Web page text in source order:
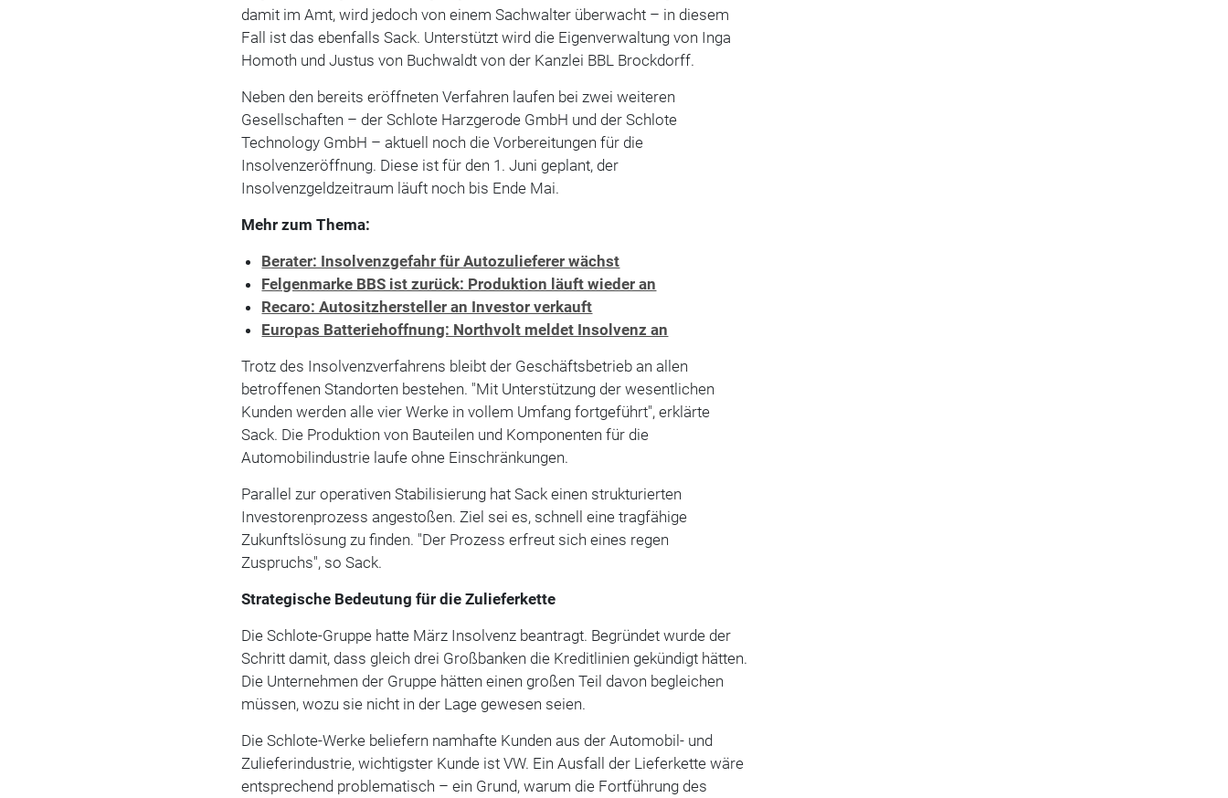
damit im Amt, wird jedoch von einem Sachwalter überwacht – in diesem
Fall ist das ebenfalls Sack. Unterstützt wird die Eigenverwaltung von Inga
Homoth und Justus von Buchwaldt von der Kanzlei BBL Brockdorff.
Neben den bereits eröffneten Verfahren laufen bei zwei weiteren
Gesellschaften – der Schlote Harzgerode GmbH und der Schlote
Technology GmbH – aktuell noch die Vorbereitungen für die
Insolvenzeröffnung. Diese ist für den 1. Juni geplant, der
Insolvenzgeldzeitraum läuft noch bis Ende Mai.
Mehr zum Thema:
Berater: Insolvenzgefahr für Autozulieferer wächst
Felgenmarke BBS ist zurück: Produktion läuft wieder an
Recaro: Autositzhersteller an Investor verkauft
Europas Batteriehoffnung: Northvolt meldet Insolvenz an
Trotz des Insolvenzverfahrens bleibt der Geschäftsbetrieb an allen
betroffenen Standorten bestehen. "Mit Unterstützung der wesentlichen
Kunden werden alle vier Werke in vollem Umfang fortgeführt", erklärte
Sack. Die Produktion von Bauteilen und Komponenten für die
Automobilindustrie laufe ohne Einschränkungen.
Parallel zur operativen Stabilisierung hat Sack einen strukturierten
Investorenprozess angestoßen. Ziel sei es, schnell eine tragfähige
Zukunftslösung zu finden. "Der Prozess erfreut sich eines regen
Zuspruchs", so Sack.
Strategische Bedeutung für die Zulieferkette
Die Schlote-Gruppe hatte März Insolvenz beantragt. Begründet wurde der
Schritt damit, dass gleich drei Großbanken die Kreditlinien gekündigt hätten.
Die Unternehmen der Gruppe hätten einen großen Teil davon begleichen
müssen, wozu sie nicht in der Lage gewesen seien.
Die Schlote-Werke beliefern namhafte Kunden aus der Automobil- und
Zulieferindustrie, wichtigster Kunde ist VW. Ein Ausfall der Lieferkette wäre
entsprechend problematisch – ein Grund, warum die Fortführung des